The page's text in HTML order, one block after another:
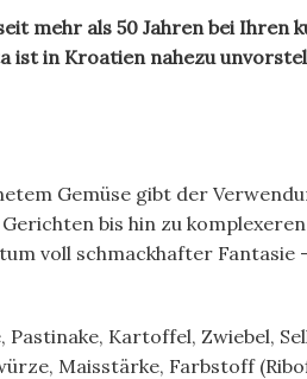
mehr als 50 Jahren bei
ist in Kroatien nahezu
Gemüse gibt der
bis hin zu
voll schmackhafter
Pastinake, Kartoffel, Zwiebel,
Maisstärke, Farbstoff